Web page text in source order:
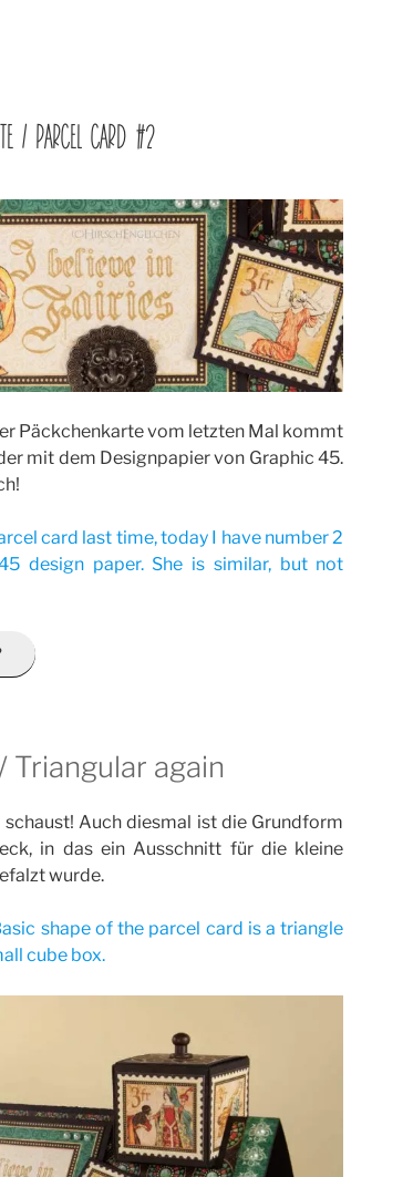
/ PARCEL CARD #2
Päckchenkarte vom letzten Mal kommt
mit dem Designpapier von Graphic 45.
card last time, today I have number 2
design paper. She is similar, but not
again
Auch diesmal ist die Grundform
in das ein Ausschnitt für die kleine
wurde.
shape of the parcel card is a triangle
cube box.